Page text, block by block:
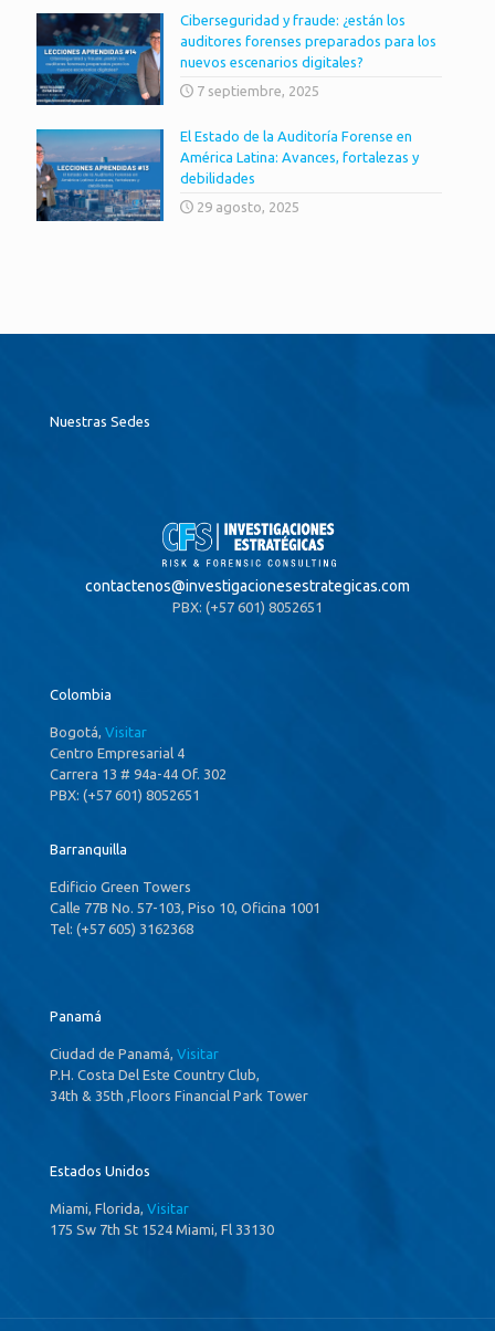
Ciberseguridad y fraude: ¿están los
auditores forenses preparados para los
nuevos escenarios digitales?
7 septiembre, 2025
El Estado de la Auditoría Forense en
América Latina: Avances, fortalezas y
debilidades
29 agosto, 2025
Nuestras Sedes
contactenos@investigacionesestrategicas.com
PBX: (+57 601) 8052651
Colombia
Bogotá, Visitar
Centro Empresarial 4
Carrera 13 # 94a-44 Of. 302
PBX: (+57 601) 8052651
Barranquilla
Edificio Green Towers
Calle 77B No. 57-103, Piso 10, Oficina 1001
Tel: (+57 605) 3162368
Panamá
Ciudad de Panamá, Visitar
P.H. Costa Del Este Country Club,
34th & 35th ,Floors Financial Park Tower
Estados Unidos
Miami, Florida, Visitar
175 Sw 7th St 1524 Miami, Fl 33130